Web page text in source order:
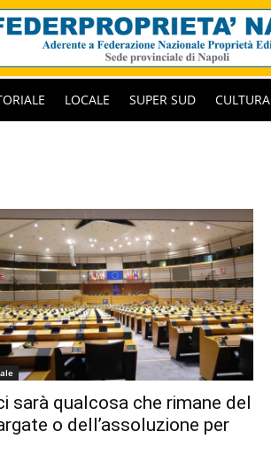
LOCALE SUPER SUD CULTURA
sarà qualcosa che rimane del
o dell’assoluzione per